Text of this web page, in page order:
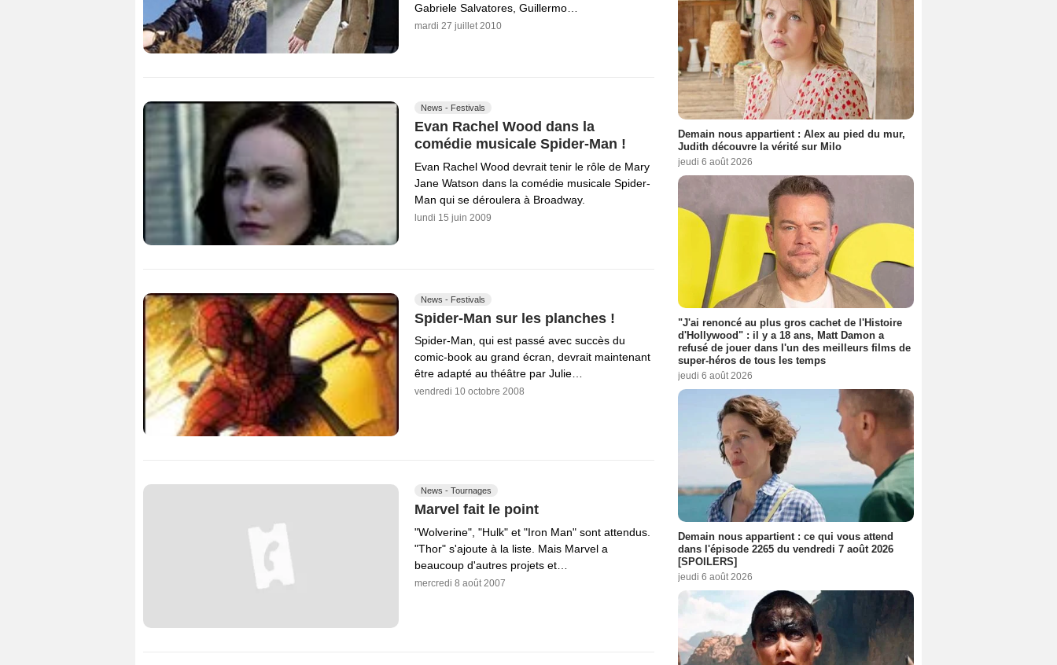
Gabriele Salvatores, Guillermo…
mardi 27 juillet 2010
News - Festivals
Evan Rachel Wood dans la
comédie musicale Spider-Man !
Evan Rachel Wood devrait tenir le rôle de Mary
Jane Watson dans la comédie musicale Spider-
Man qui se déroulera à Broadway.
lundi 15 juin 2009
News - Festivals
Spider-Man sur les planches !
Spider-Man, qui est passé avec succès du
comic-book au grand écran, devrait maintenant
être adapté au théâtre par Julie…
vendredi 10 octobre 2008
News - Tournages
Marvel fait le point
"Wolverine", "Hulk" et "Iron Man" sont attendus.
"Thor" s'ajoute à la liste. Mais Marvel a
beaucoup d'autres projets et…
mercredi 8 août 2007
Demain nous appartient : Alex au pied du mur,
Judith découvre la vérité sur Milo
jeudi 6 août 2026
"J'ai renoncé au plus gros cachet de l'Histoire
d'Hollywood" : il y a 18 ans, Matt Damon a
refusé de jouer dans l'un des meilleurs films de
super-héros de tous les temps
jeudi 6 août 2026
Demain nous appartient : ce qui vous attend
dans l'épisode 2265 du vendredi 7 août 2026
[SPOILERS]
jeudi 6 août 2026